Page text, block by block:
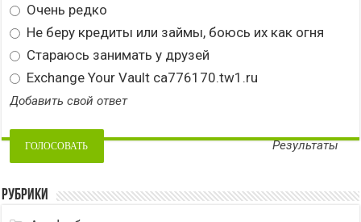
Очень редко
Не беру кредиты или займы, боюсь их как огня
Стараюсь занимать у друзей
Exchange Your Vault ca776170.tw1.ru
Добавить свой ответ
Результаты
Рубрики